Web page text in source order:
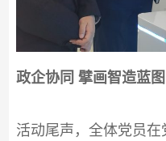
政企协同 擘画智造蓝图
活动尾声，全体党员